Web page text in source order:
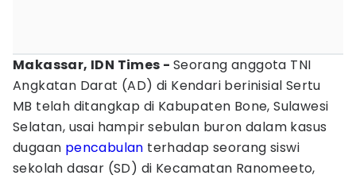
Makassar, IDN Times - Seorang anggota TNI
Angkatan Darat (AD) di Kendari berinisial Sertu
MB telah ditangkap di Kabupaten Bone, Sulawesi
Selatan, usai hampir sebulan buron dalam kasus
dugaan pencabulan terhadap seorang siswi
sekolah dasar (SD) di Kecamatan Ranomeeto,